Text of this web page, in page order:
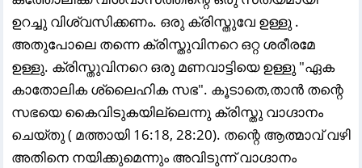
ഉറച്ചു വിശ്വസിക്കണം. ഒരു ക്രിസ്തുവേ ഉള്ളു .
അതുപോലെ തന്നെ ക്രിസ്തുവിനറെ ഒറ്റ ശരീരമേ
ഉള്ളു. ക്രിസ്തുവിനറെ ഒരു മണവാട്ടിയെ ഉള്ളു "ഏക
കാതോലിക ശ്ലൈഹിക സഭ". കൂടാതെ,താൻ തന്റെ
സഭയെ കൈവിടുകയില്ലെന്നു ക്രിസ്തു വാഗ്ദാനം
ചെയ്തു ( മത്തായി 16:18, 28:20). തന്റെ ആത്മാവ് വഴി
അതിനെ നയിക്കുമെന്നും അവിടുന്ന് വാഗ്ദാനം